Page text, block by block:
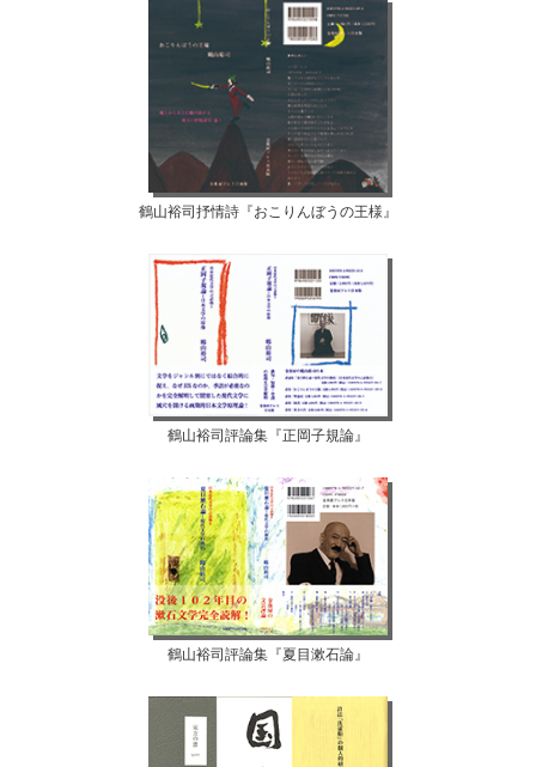
鶴山裕司抒情詩『おこりんぼうの王様』
鶴山裕司評論集『正岡子規論』
鶴山裕司評論集『夏目漱石論』